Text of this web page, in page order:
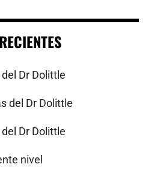
Dr Dolittle
del Dr Dolittle
Dr Dolittle
nivel